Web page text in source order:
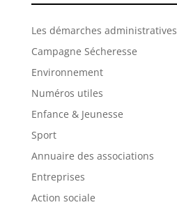
Les démarches administratives
Campagne Sécheresse
Environnement
Numéros utiles
Enfance & Jeunesse
Sport
Annuaire des associations
Entreprises
Action sociale